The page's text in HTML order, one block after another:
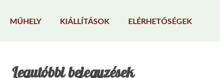
MŰHELY KIÁLLÍTÁSOK ELÉRHETŐSÉGEK
Legutóbbi bejegyzések